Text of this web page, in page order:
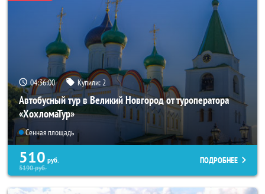
04:36:00 Купили: 2
Автобусный тур в Великий Новгород от туроператора
«ХохломаТур»
Сенная площадь
510 руб.
5190руб.
ПОДРОБНЕЕ